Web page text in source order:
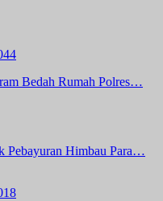
Bedah Rumah Polres…
Pebayuran Himbau Para…